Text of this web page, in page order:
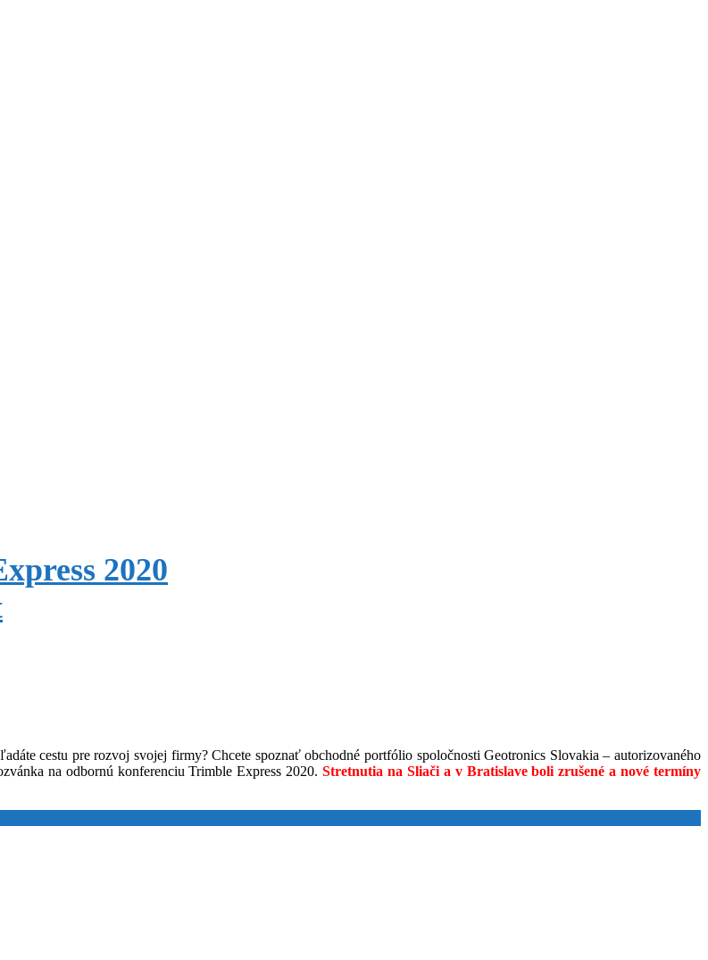
2020
cestu pre rozvoj svojej firmy? Chcete spoznať obchodné portfólio spoločnosti Geotronics Slovakia – autorizovaného
na odbornú konferenciu Trimble Express 2020.Stretnutia na Sliači a v Bratislave boli zrušené a nové termíny